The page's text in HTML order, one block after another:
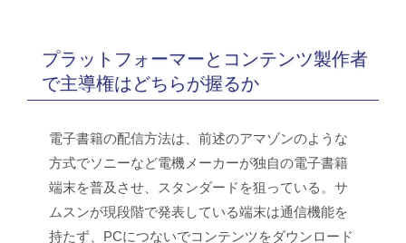
プラットフォーマーとコンテンツ製作者
で主導権はどちらが握るか
電子書籍の配信方法は、前述のアマゾンのような
方式でソニーなど電機メーカーが独自の電子書籍
端末を普及させ、スタンダードを狙っている。サ
ムスンが現段階で発表している端末は通信機能を
持たず、PCにつないでコンテンツをダウンロード